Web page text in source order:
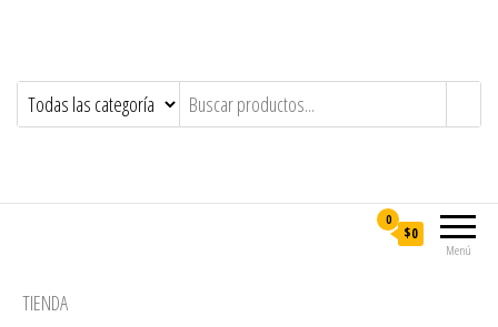
Menú
0
$0
TIENDA